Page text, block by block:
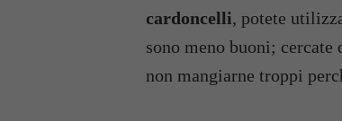
cardoncelli, potete
sono meno buoni;
non mangiarne troppi